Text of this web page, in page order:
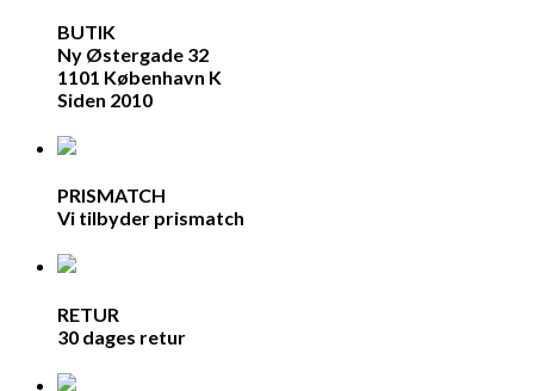
BUTIK
Ny Østergade 32
1101 København K
Siden 2010
PRISMATCH
Vi tilbyder prismatch
RETUR
30 dages retur